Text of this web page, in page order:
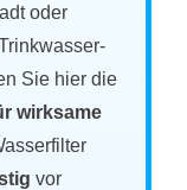
oder
Sie hier die
wirksame
vor